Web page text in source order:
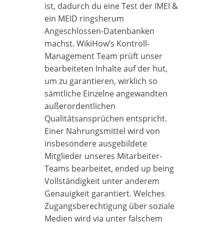
ist, dadurch du eine Test der IMEI &
ein MEID ringsherum
Angeschlossen-Datenbanken
machst. WikiHow’s Kontroll-
Management Team prüft unser
bearbeiteten Inhalte auf der hut,
um zu garantieren, wirklich so
sämtliche Einzelne angewandten
außerordentlichen
Qualitätsansprüchen entspricht.
Einer Nahrungsmittel wird von
insbesondere ausgebildete
Mitglieder unseres Mitarbeiter-
Teams bearbeitet, ended up being
Vollständigkeit unter anderem
Genauigkeit garantiert. Welches
Zugangsberechtigung über soziale
Medien wird via unter falschem